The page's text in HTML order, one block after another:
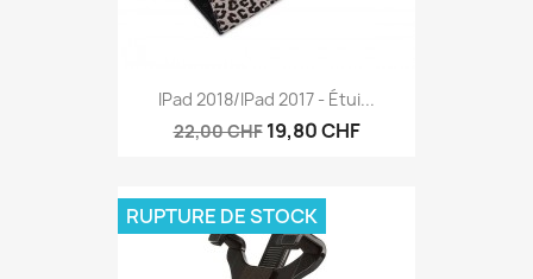
IPad 2018/iPad 2017 - Étui...
22,00 CHF 19,80 CHF
RUPTURE DE STOCK